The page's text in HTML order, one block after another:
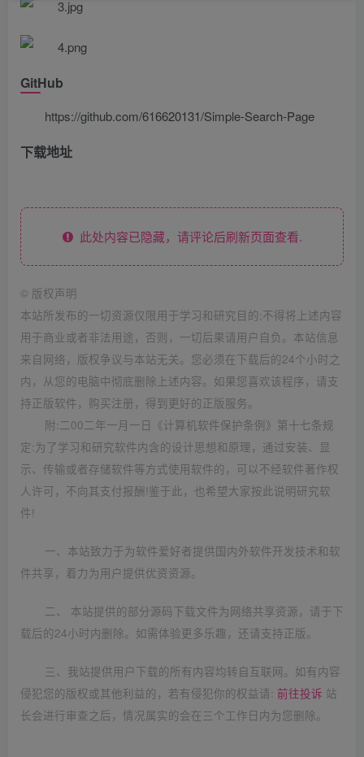
GitHub
https://github.com/616620131/Simple-Search-Page
下载地址
此处内容已隐藏，请评论后刷新页面查看.
© 版权声明
本站所发布的一切资源仅限用于学习和研究目的;不得将上述内容
用于商业或者非法用途，否则，一切后果请用户自负。本站信息
来自网络，版权争议与本站无关。您必须在下载后的24个小时之
内，从您的电脑中彻底删除上述内容。如果您喜欢该程序，请支
持正版软件，购买注册，得到更好的正版服务。
附:二00二年一月一日《计算机软件保护条例》第十七条规
定:为了学习和研究软件内含的设计思想和原理，通过安装、显
示、传输或者存储软件等方式使用软件的，可以不经软件著作权
人许可，不向其支付报酬!鉴于此，也希望大家按此说明研究软
件!
一、本站致力于为软件爱好者提供国内外软件开发技术和软
件共享，着力为用户提供优资资源。
二、 本站提供的部分源码下载文件为网络共享资源，请于下
载后的24小时内删除。如需体验更多乐趣，还请支持正版。
三、我站提供用户下载的所有内容均转自互联网。如有内容
侵犯您的版权或其他利益的，若有侵犯你的权益请: 前往投诉 站
长会进行审查之后，情况属实的会在三个工作日内为您删除。